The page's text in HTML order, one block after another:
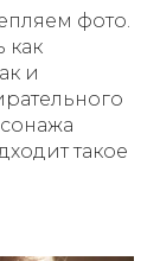
фото.
как
и
такое